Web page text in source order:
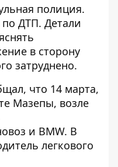
полиция.
ДТП. Детали
в сторону
затруднено.
что 14 марта,
Мазепы, возле
и BMW. В
легкового